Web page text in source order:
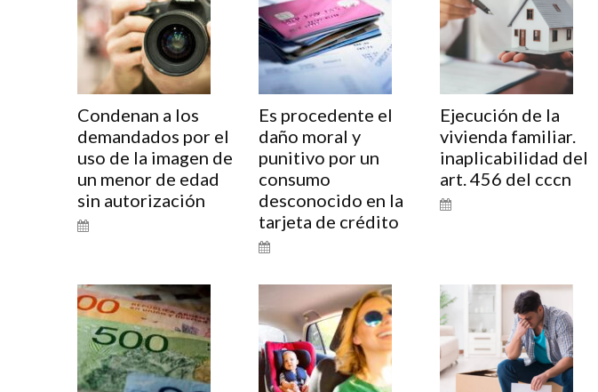
Condenan a los
demandados por el
uso de la imagen de
un menor de edad
sin autorización
Es procedente el
daño moral y
punitivo por un
consumo
desconocido en la
tarjeta de crédito
Ejecución de la
vivienda familiar.
inaplicabilidad del
art. 456 del cccn